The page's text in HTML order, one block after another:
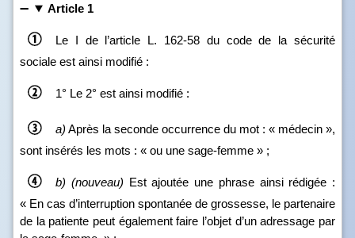
Article 1
Le I de l’article L. 162‑58 du code de la sécurité
sociale est ainsi modifié :
1° Le 2° est ainsi modifié :
a) Après la seconde occurrence du mot : « médecin »,
sont insérés les mots : « ou une sage-femme » ;
b) (nouveau) Est ajoutée une phrase ainsi rédigée :
« En cas d’interruption spontanée de grossesse, le partenaire
de la patiente peut également faire l’objet d’un adressage par